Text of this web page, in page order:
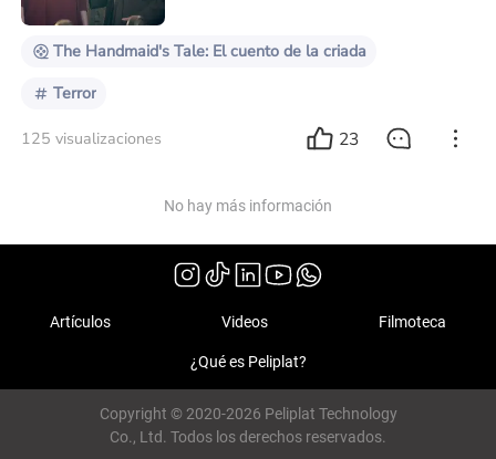
acuerdo de $400 millones por los derechos global
The Handmaid's Tale: El cuento de la criada
Terror
125 visualizaciones 23
No hay más información
Artículos Videos Filmoteca
¿Qué es Peliplat?
Copyright © 2020-2026 Peliplat Technology
Co., Ltd. Todos los derechos reservados.